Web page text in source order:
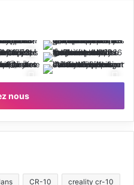
nous
CR-10 creality cr-10